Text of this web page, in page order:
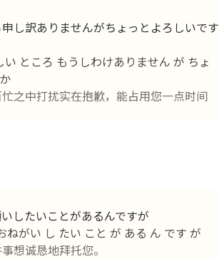
し訳ありませんがちょっとよろしいです
ところ もうしわけありません が ちょ
之中打扰实在抱歉，能占用您一点时间
したいことがあるんですが
ねがい し たい こと が ある ん です が
想诚恳地拜托您。